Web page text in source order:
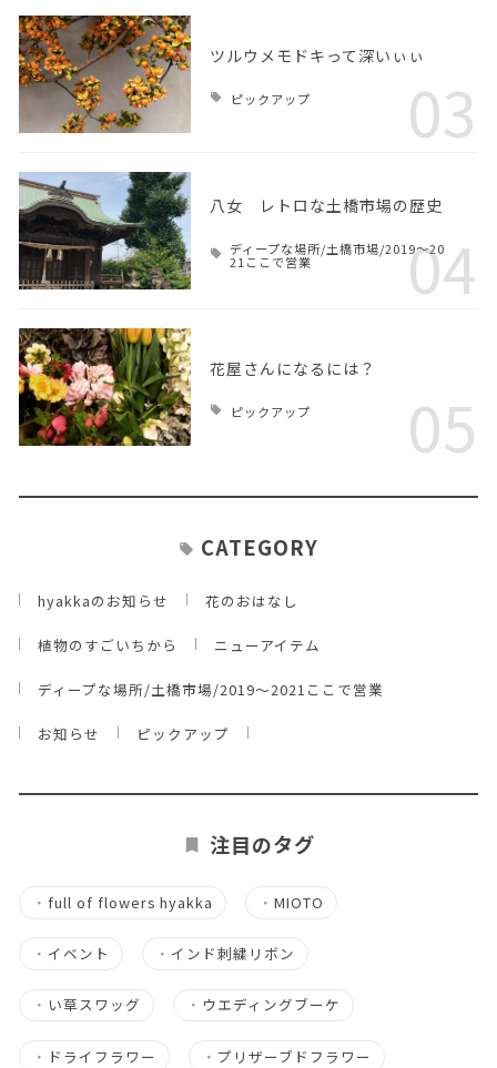
ツルウメモドキって深いぃぃ
ピックアップ 03
八女 レトロな土橋市場の歴史
ディープな場所/土橋市場/2019～20
21ここで営業 04
花屋さんになるには？
ピックアップ 05
CATEGORY
hyakkaのお知らせ 花のおはなし
植物のすごいちから ニューアイテム
ディープな場所/土橋市場/2019～2021ここで営業
お知らせ ピックアップ
注目のタグ
・ full of flowers hyakka ・MIOTO
・ イベント ・ インド刺繍リボン
・ い草スワッグ ・ ウエディングブーケ
・ ドライフラワー ・ プリザーブドフラワー